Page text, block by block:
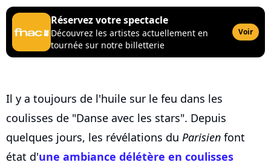
Réservez votre spectacle
Découvrez les artistes actuellement en
tournée sur notre billetterie
Voir
Il y a toujours de l'huile sur le feu dans les
coulisses de "Danse avec les stars". Depuis
quelques jours, les révélations du Parisien font
état d'une ambiance délétère en coulisses